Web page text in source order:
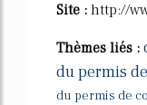
Site : http://
Thèmes liés :
du permis
du permis de